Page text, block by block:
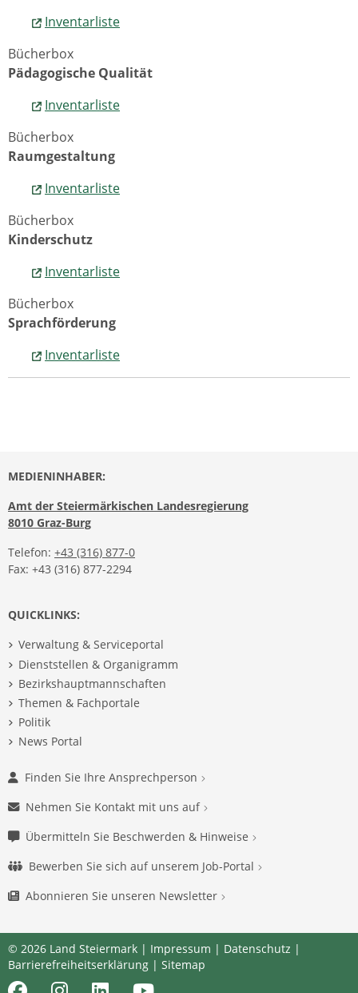
Inventarliste
Bücherbox
Pädagogische Qualität
Inventarliste
Bücherbox
Raumgestaltung
Inventarliste
Bücherbox
Kinderschutz
Inventarliste
Bücherbox
Sprachförderung
Inventarliste
MEDIENINHABER:
Amt der Steiermärkischen Landesregierung
8010 Graz-Burg
Telefon: +43 (316) 877-0
Fax: +43 (316) 877-2294
QUICKLINKS:
Verwaltung & Serviceportal
Dienststellen & Organigramm
Bezirkshauptmannschaften
Themen & Fachportale
Politik
News Portal
Finden Sie Ihre Ansprechperson
Nehmen Sie Kontakt mit uns auf
Übermitteln Sie Beschwerden & Hinweise
Bewerben Sie sich auf unserem Job-Portal
Abonnieren Sie unseren Newsletter
© 2026 Land Steiermark | Impressum | Datenschutz |
Barrierefreiheitserklärung | Sitemap
FacebookInstagramLinkedInYoutube